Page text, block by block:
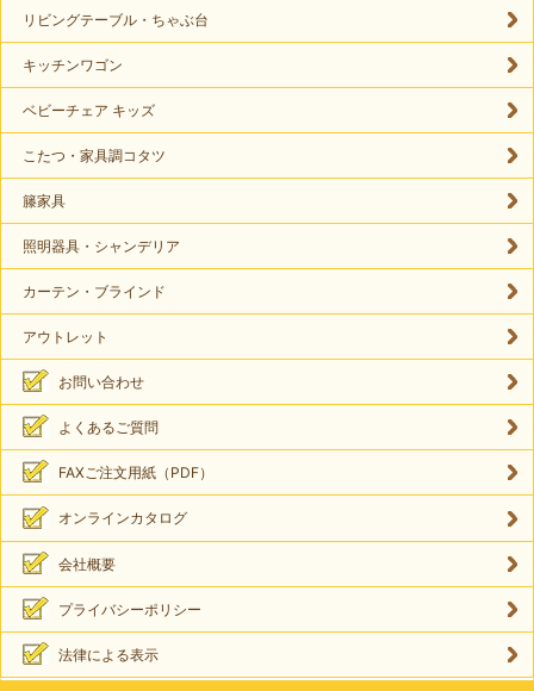
リビングテーブル・ちゃぶ台
キッチンワゴン
ベビーチェア キッズ
こたつ・家具調コタツ
籐家具
照明器具・シャンデリア
カーテン・ブラインド
アウトレット
お問い合わせ
よくあるご質問
FAXご注文用紙（PDF）
オンラインカタログ
会社概要
プライバシーポリシー
法律による表示